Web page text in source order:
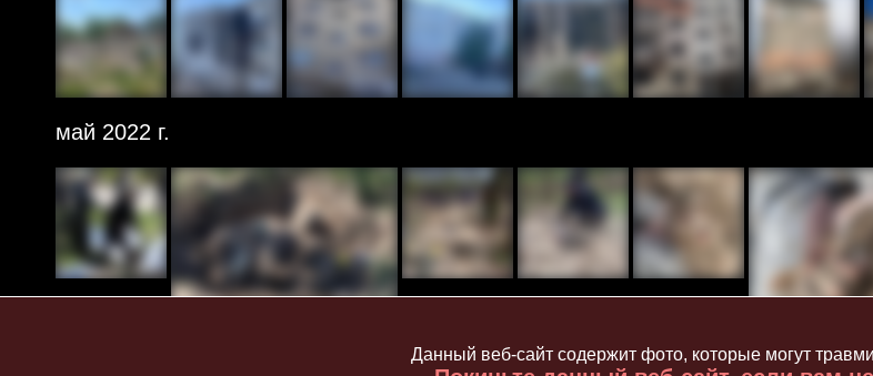
май 2022 г.
Данный веб-сайт содержит фото, которые могут